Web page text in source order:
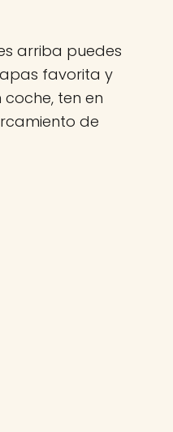
arriba puedes
favorita y
coche, ten en
de